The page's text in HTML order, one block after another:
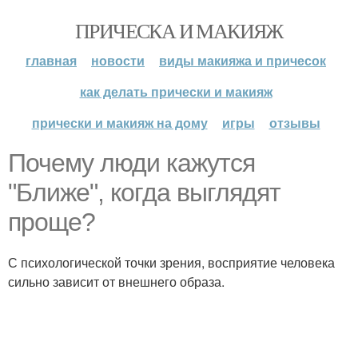
ПРИЧЕСКА И МАКИЯЖ
главная новости
виды макияжа и причесок
как делать прически и макияж
прически и макияж на дому
игры отзывы
Почему люди кажутся
"Ближе", когда выглядят
проще?
С психологической точки зрения, восприятие человека
сильно зависит от внешнего образа.